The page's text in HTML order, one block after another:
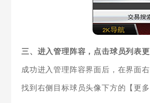
三、进入管理阵容，点击球员列表
成功进入管理阵容界面后，在界面
找到右侧目标球员头像下方的【更